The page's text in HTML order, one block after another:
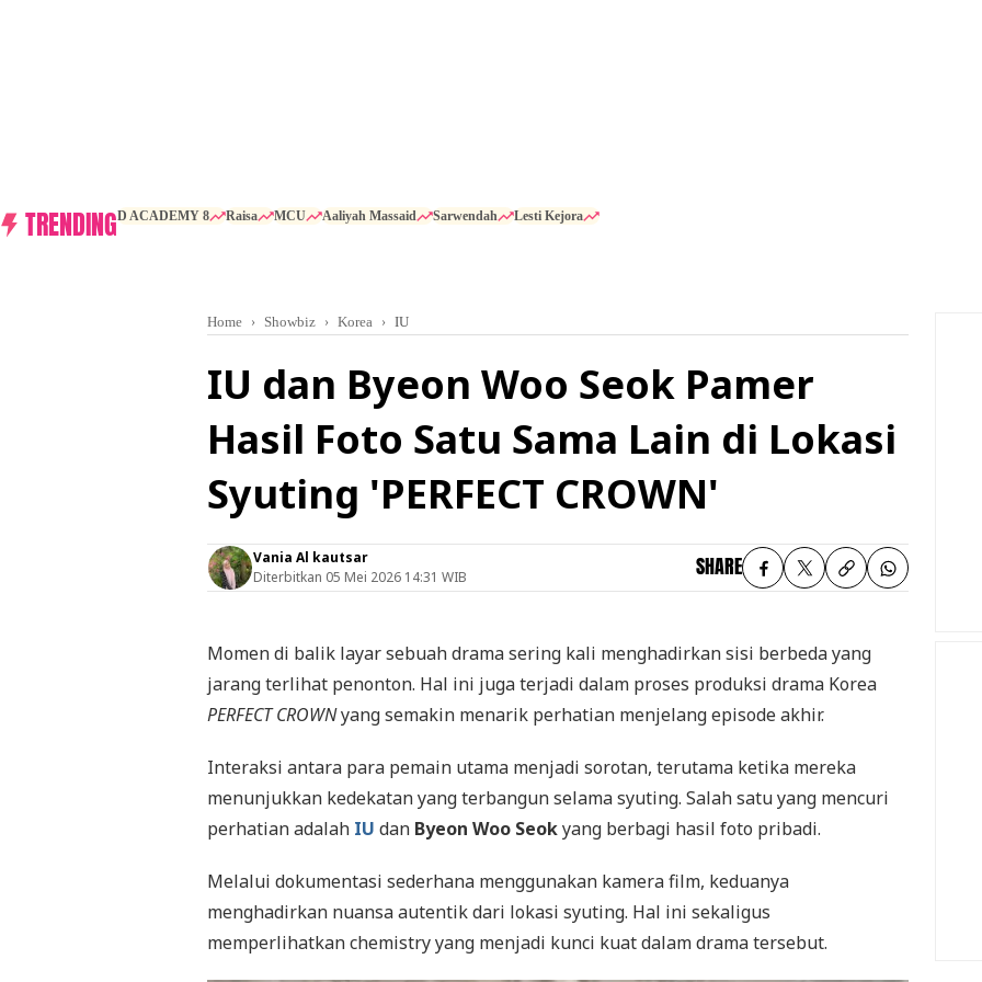
TRENDINGD ACADEMY 8 Raisa MCU Aaliyah Massaid Sarwendah Lesti Kejora
Home Showbiz Korea IU
IU dan Byeon Woo Seok Pamer
Hasil Foto Satu Sama Lain di Lokasi
Syuting 'PERFECT CROWN'
Vania Al kautsar
Diterbitkan 05 Mei 2026 14:31 WIB SHARE
Momen di balik layar sebuah drama sering kali menghadirkan sisi berbeda yang
jarang terlihat penonton. Hal ini juga terjadi dalam proses produksi drama Korea
PERFECT CROWNyang semakin menarik perhatian menjelang episode akhir.
Interaksi antara para pemain utama menjadi sorotan, terutama ketika mereka
menunjukkan kedekatan yang terbangun selama syuting. Salah satu yang mencuri
perhatian adalah IU dan Byeon Woo Seokyang berbagi hasil foto pribadi.
Melalui dokumentasi sederhana menggunakan kamera film, keduanya
menghadirkan nuansa autentik dari lokasi syuting. Hal ini sekaligus
memperlihatkan chemistry yang menjadi kunci kuat dalam drama tersebut.